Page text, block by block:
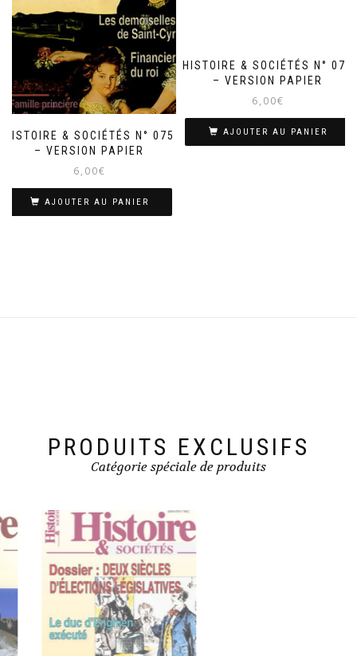
HISTOIRE & SOCIÉTÉS N° 075
– VERSION PAPIER
6,00€
AJOUTER AU PANIER
HISTOIRE & SOCIÉTÉS N° 072
– VERSION PAPIER
6,00€
AJOUTER AU PANIER
PRODUITS EXCLUSIFS
Catégorie spéciale de produits